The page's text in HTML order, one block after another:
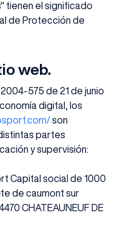
tienen el significado
de Protección de
web.
575 de 21 de junio
digital, los
son
partes
y supervisión:
Capital social de 1000
de caumont sur
CHATEAUNEUF DE